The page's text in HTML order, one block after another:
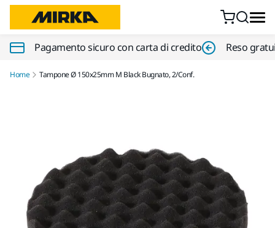
Pagamento sicuro con carta di credito Reso
Home Tampone Ø 150x25mm M Black Bugnato, 2/Conf.